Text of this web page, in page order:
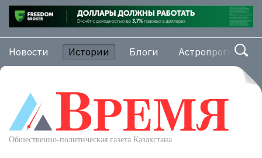
Новости Истории Блоги Астропрогноз